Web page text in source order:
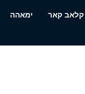
קלאב קאר ימאהה